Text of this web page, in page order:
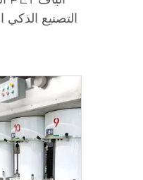
التصنيع الذكي